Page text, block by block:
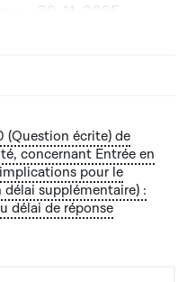
: 29-11-2025
ou cacher tous les
(Question écrite) de
concernant Entrée en
pour le
supplémentaire) :
délai de réponse